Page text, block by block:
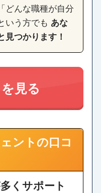
どんな職種が自分
いう方でも あな
見つかります！
見る
ントの口コ
くサポート